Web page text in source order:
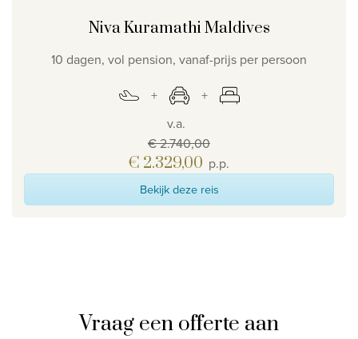
Niva Kuramathi Maldives
10 dagen, vol pension, vanaf-prijs per persoon
v.a.
€ 2.740,00
€ 2.329,00 p.p.
Bekijk deze reis
Vraag een offerte aan